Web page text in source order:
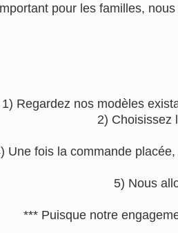
pour les familles,
1) Regardez nos modèles
2) Choisissez
Une fois la commande
5) Nous
*** Puisque notre